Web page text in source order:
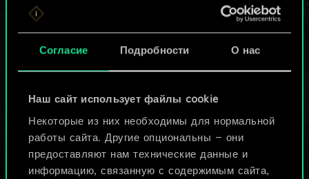
Согласие Подробности О нас
Наш сайт использует файлы cookie
Некоторые из них необходимы для нормальной
работы сайта. Другие опциональны — они
предоставляют нам технические данные и
информацию, связанную с содержимым сайта,
поделились другие
игроки.
Но их может быть
больше!
Назвать колоду и описать её